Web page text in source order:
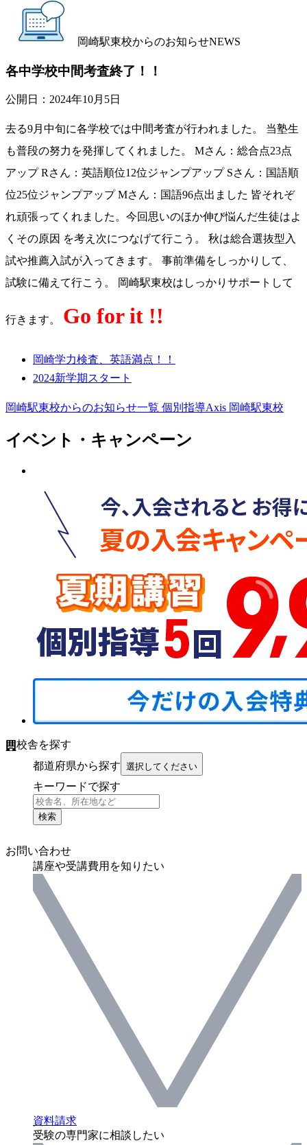
岡崎駅東校からのお知らせNEWS
各中学校中間考査終了！！
公開日： 2024年10月5日
去る9月中旬に各学校では中間考査が行われました。 当塾生
も普段の努力を発揮してくれました。 Mさん：総合点23点
アップ Rさん：英語順位12位ジャンプアップ Sさん：国語順
位25位ジャンプアップ Mさん：国語96点出ました 皆それぞ
れ頑張ってくれました。今回思いのほか伸び悩んだ生徒はよ
くその原因 を考え次につなげて行こう。 秋は総合選抜型入
試や推薦入試が入ってきます。 事前準備をしっかりして、
試験に備えて行こう。 岡崎駅東校はしっかりサポートして
行きます。 Go for it !!
岡崎学力検査、英語満点！！
2024新学期スタート
岡崎駅東校からのお知らせ一覧 個別指導Axis 岡崎駅東校
イベント・キャンペーン
校舎を探す
都道府県から探す 選択してください
キーワードで探す
検索
お問い合わせ
講座や受講費用を知りたい
資料請求
受験の専門家に相談したい